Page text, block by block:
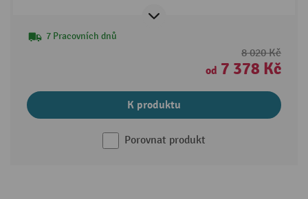
7 Pracovních dnů
8 020 Kč
od 7 378 Kč
K produktu
Porovnat produkt